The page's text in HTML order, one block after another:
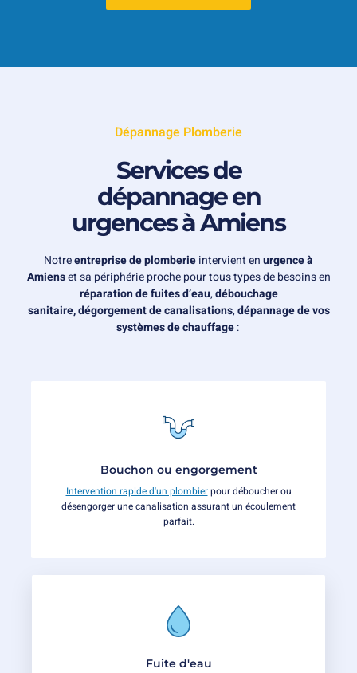
Dépannage Plomberie
Services de
dépannage en
urgences à Amiens
Notreentreprise de plomberieintervient enurgence à
Amienset sa périphérie proche pour tous types de besoins en
réparation de fuites d’eau,débouchage
sanitaire,dégorgement de canalisations,dépannage de vos
systèmes de chauffage:
Bouchon ou engorgement
Intervention rapide d'un plombierpour déboucher ou
désengorger une canalisation assurant un écoulement
parfait.
Fuite d'eau